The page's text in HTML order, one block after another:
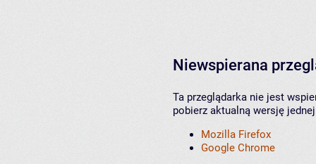
Niewspierana
Ta przeglądarka nie jest
pobierz aktualną wersję
Mozilla Firefox
Google Chrome